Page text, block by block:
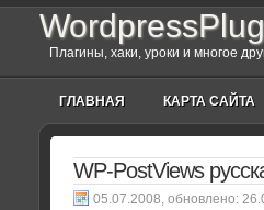
Плагины, хаки, уроки и многое
ГЛАВНАЯ КАРТА САЙТА
WP-PostViews
, обновлено: